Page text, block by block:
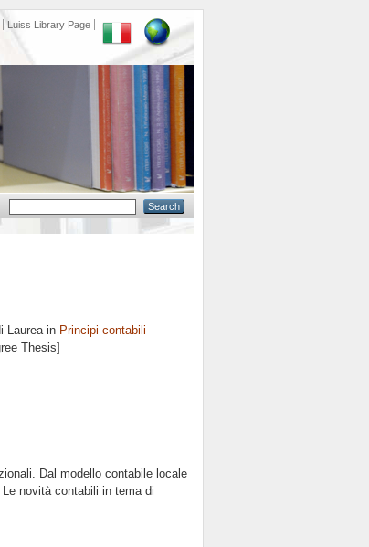
Luiss Library Page
Laurea in Principi contabili
Thesis]
Dal modello contabile locale
novità contabili in tema di